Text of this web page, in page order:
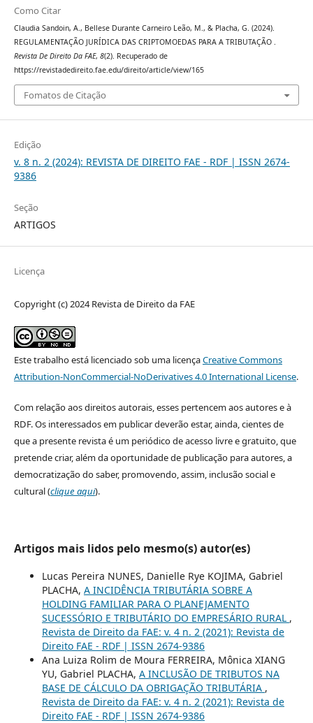
Como Citar
Claudia Sandoin, A., Bellese Durante Carneiro Leão, M., & Placha, G. (2024).
REGULAMENTAÇÃO JURÍDICA DAS CRIPTOMOEDAS PARA A TRIBUTAÇÃO .
Revista De Direito Da FAE, 8(2). Recuperado de
https://revistadedireito.fae.edu/direito/article/view/165
Fomatos de Citação
Edição
v. 8 n. 2 (2024): REVISTA DE DIREITO FAE - RDF | ISSN 2674-
9386
Seção
ARTIGOS
Licença
Copyright (c) 2024 Revista de Direito da FAE
Este trabalho está licenciado sob uma licençaCreative Commons
Attribution-NonCommercial-NoDerivatives 4.0 International License.
Com relação aos direitos autorais, esses pertencem aos autores e à
RDF. Os interessados em publicar deverão estar, ainda, cientes de
que a presente revista é um periódico de acesso livre e gratuito, que
pretende criar, além da oportunidade de publicação para autores, a
democratização do saber, promovendo, assim, inclusão social e
cultural (clique aqui).
Artigos mais lidos pelo mesmo(s) autor(es)
Lucas Pereira NUNES, Danielle Rye KOJIMA, Gabriel
PLACHA, A INCIDÊNCIA TRIBUTÁRIA SOBRE A
HOLDING FAMILIAR PARA O PLANEJAMENTO
SUCESSÓRIO E TRIBUTÁRIO DO EMPRESÁRIO RURAL ,
Revista de Direito da FAE: v. 4 n. 2 (2021): Revista de
Direito FAE - RDF | ISSN 2674-9386
Ana Luiza Rolim de Moura FERREIRA, Mônica XIANG
YU, Gabriel PLACHA, A INCLUSÃO DE TRIBUTOS NA
BASE DE CÁLCULO DA OBRIGAÇÃO TRIBUTÁRIA ,
Revista de Direito da FAE: v. 4 n. 2 (2021): Revista de
Direito FAE - RDF | ISSN 2674-9386